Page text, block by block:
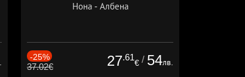
Нона - Албена
-25%
37.02€ 27.61
€ / 54лв.